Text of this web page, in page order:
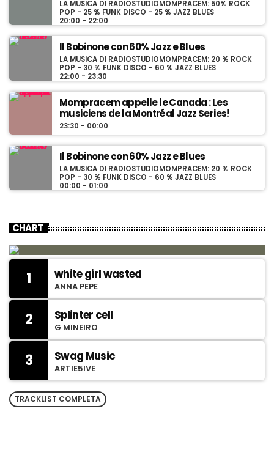
LA MUSICA DI RADIOSTUDIOMOMPRACEM: 50% ROCK
POP - 25 % FUNK DISCO - 25 % JAZZ BLUES
20:00 - 22:00
Il Bobinone con 60% Jazz e Blues
LA MUSICA DI RADIOSTUDIOMOMPRACEM: 20 % ROCK
POP - 30 % FUNK DISCO - 60 % JAZZ BLUES
22:00 - 23:30
Mompracem appelle le Canada : Les
musiciens de la Montréal Jazz Series!
23:30 - 00:00
Il Bobinone con 60% Jazz e Blues
LA MUSICA DI RADIOSTUDIOMOMPRACEM: 20 % ROCK
POP - 30 % FUNK DISCO - 60 % JAZZ BLUES
00:00 - 01:00
CHART
1 white girl wasted
ANNA PEPE
2 Splinter cell
G MINEIRO
3 Swag Music
ARTIE5IVE
TRACKLIST COMPLETA